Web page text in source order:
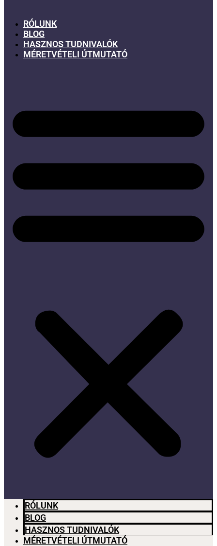
RÓLUNK
BLOG
HASZNOS TUDNIVALÓK
MÉRETVÉTELI ÚTMUTATÓ
RÓLUNK
BLOG
HASZNOS TUDNIVALÓK
MÉRETVÉTELI ÚTMUTATÓ